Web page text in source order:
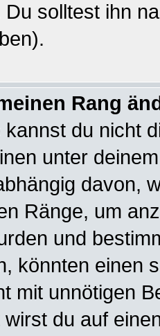
solltest ihn
Rang
du nicht
unter
davon,
Ränge, um
und
könnten einen
mit unnötigen
du auf